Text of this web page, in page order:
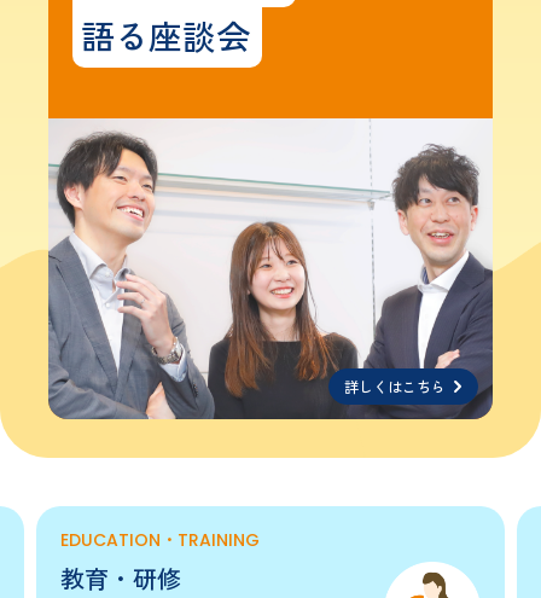
語る座談会
詳しくはこちら
EDUCATION・TRAINING
教育・研修